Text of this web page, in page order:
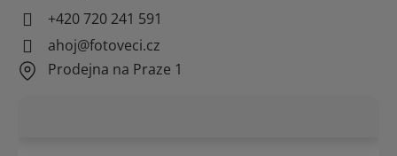
+420 720 241 591
ahoj@fotoveci.cz
Prodejna na Praze 1